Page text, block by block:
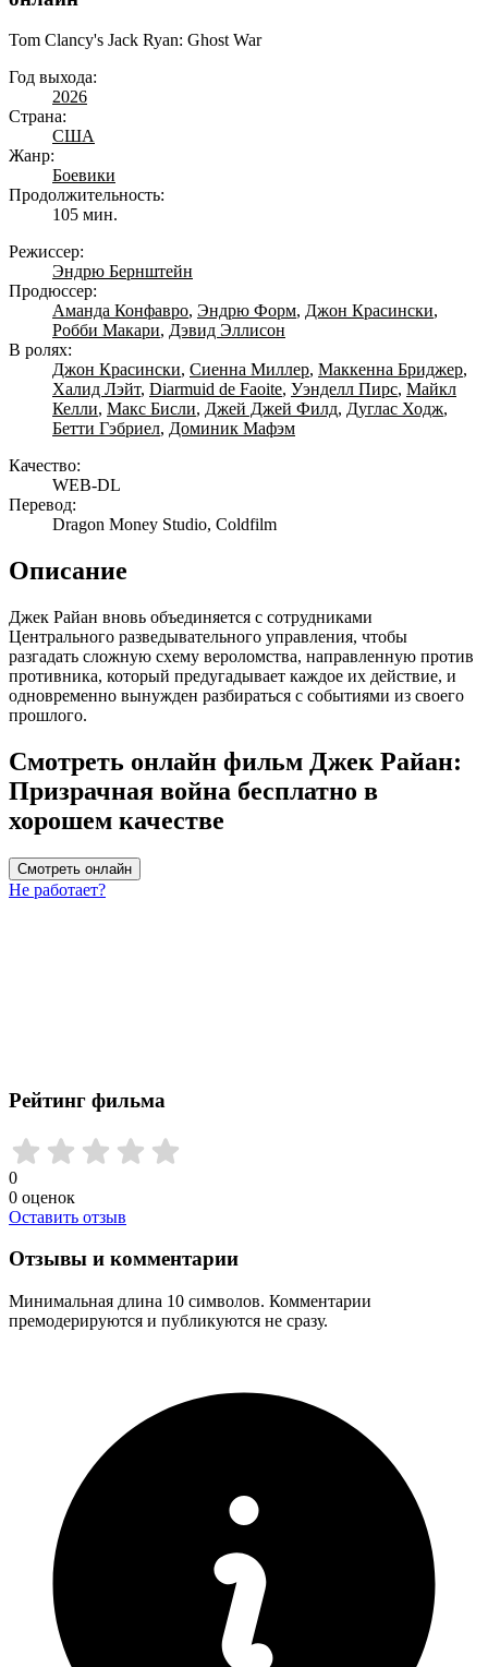
Tom Clancy's Jack Ryan: Ghost War
Год выхода:
2026
Страна:
США
Жанр:
Боевики
Продолжительность:
105 мин.
Режиссер:
Эндрю Бернштейн
Продюссер:
Аманда Конфавро, Эндрю Форм, Джон Красински,
Робби Макари, Дэвид Эллисон
В ролях:
Джон Красински, Сиенна Миллер, Маккенна Бриджер,
Халид Лэйт, Diarmuid de Faoite, Уэнделл Пирс, Майкл
Келли, Макс Бисли, Джей Джей Филд, Дуглас Ходж,
Бетти Гэбриел, Доминик Мафэм
Качество:
WEB-DL
Перевод:
Dragon Money Studio, Coldfilm
Описание
Джек Райан вновь объединяется с сотрудниками
Центрального разведывательного управления, чтобы
разгадать сложную схему вероломства, направленную против
противника, который предугадывает каждое их действие, и
одновременно вынужден разбираться с событиями из своего
прошлого.
Смотреть онлайн фильм Джек Райан:
Призрачная война бесплатно в
хорошем качестве
Смотреть онлайн
Не работает?
Рейтинг фильма
0
0 оценок
Оставить отзыв
Отзывы и комментарии
Минимальная длина 10 символов. Комментарии
премодерируются и публикуются не сразу.